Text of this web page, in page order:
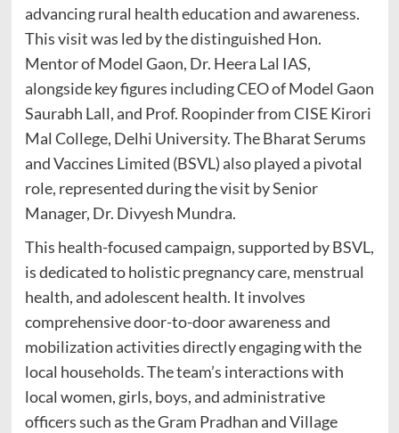
advancing rural health education and awareness.
This visit was led by the distinguished Hon.
Mentor of Model Gaon, Dr. Heera Lal IAS,
alongside key figures including CEO of Model Gaon
Saurabh Lall, and Prof. Roopinder from CISE Kirori
Mal College, Delhi University. The Bharat Serums
and Vaccines Limited (BSVL) also played a pivotal
role, represented during the visit by Senior
Manager, Dr. Divyesh Mundra.
This health-focused campaign, supported by BSVL,
is dedicated to holistic pregnancy care, menstrual
health, and adolescent health. It involves
comprehensive door-to-door awareness and
mobilization activities directly engaging with the
local households. The team’s interactions with
local women, girls, boys, and administrative
officers such as the Gram Pradhan and Village